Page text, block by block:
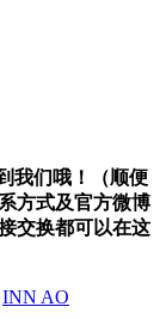
我们哦！（顺便
方式及官方微博
交换都可以在这
INN AO